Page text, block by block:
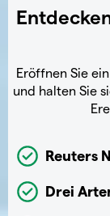
Eröffnen Sie
und halten Sie
Reuters
Drei